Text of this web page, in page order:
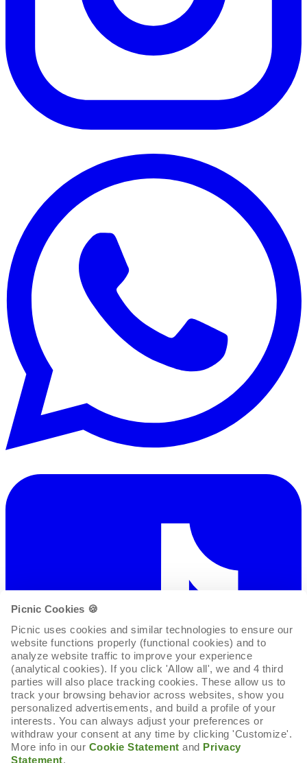
Picnic Cookies 🍪
Picnic uses cookies and similar technologies to ensure our
website functions properly (functional cookies) and to
analyze website traffic to improve your experience
(analytical cookies). If you click 'Allow all', we and 4 third
parties will also place tracking cookies. These allow us to
track your browsing behavior across websites, show you
personalized advertisements, and build a profile of your
interests. You can always adjust your preferences or
withdraw your consent at any time by clicking 'Customize'.
More info in our Cookie Statement and Privacy
Statement.